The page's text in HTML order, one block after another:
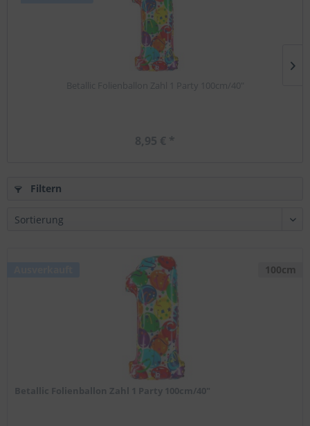
Betallic Folienballon Zahl 1 Party 100cm/40"
8,95 € *
Filtern
100cm
Betallic Folienballon Zahl 1 Party 100cm/40"